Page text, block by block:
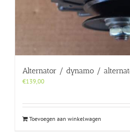
Alternator / dynamo /
€139,00
Toevoegen aan winkelwagen